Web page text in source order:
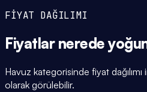
FİYAT DAĞILIMI
Fiyatlar nerede
Havuz kategorisinde fiyat
olarak görülebilir.